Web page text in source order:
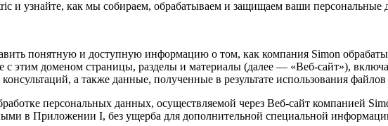
и узнайте, как мы собираем, обрабатываем и защищаем ваши персональные
понятную и доступную информацию о том, как компания Simon
с этим доменом страницы, разделы и материалы (далее — «Веб-сайт»),
а также данные, полученные в результате использования
персональных данных, осуществляемой через Веб-сайт компанией
в Приложении I, без ущерба для дополнительной специальной